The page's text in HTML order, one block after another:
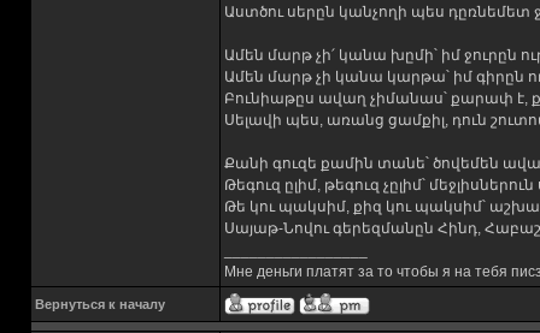
Աստծու սերըն կանչողի պես դըռնեմետ
Ամեն մարթ չի՛ կանա խըմի՝ իմ ջուրըն
Ամեն մարթ չի կանա կարթա՝ իմ գիրըն
Բունիաթըս ավաղ չիմանաս՝ քարափ է,
Սելավի պես, առանց ցամքիլ, դուն
Քանի գուզե քամին տանե՝ ծովեմեն
Թեգուզ ըլիմ, թեգուզ չըլիմ՝
Թե կու պակսիմ, քիզ կու պակսիմ՝
Սայաթ-Նովու գերեզմանըն Հինդ,
Мне деньги платят за то чтобы я на тебя
Вернуться к началу